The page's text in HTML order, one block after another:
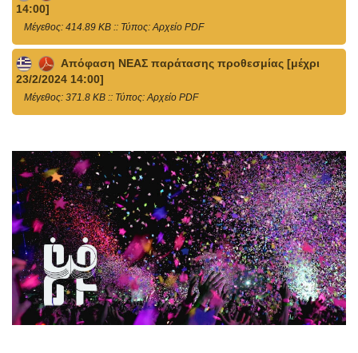
14:00]
Mέγεθος: 414.89 KB :: Τύπος: Αρχείο PDF
Απόφαση ΝΕΑΣ παράτασης προθεσμίας [μέχρι
23/2/2024 14:00]
Mέγεθος: 371.8 KB :: Τύπος: Αρχείο PDF